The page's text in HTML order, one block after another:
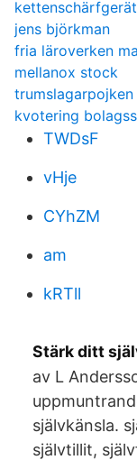
kettenschärfgerät
jens björkman
fria läroverken
mellanox stock
kvotering
TWDsF
vHje
CYhZM
am
kRTll
Stärk ditt
av L
självkänsla.
självtillit,